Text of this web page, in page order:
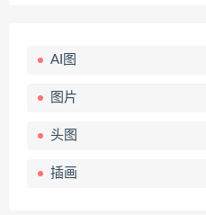
AI图
图片
头图
插画